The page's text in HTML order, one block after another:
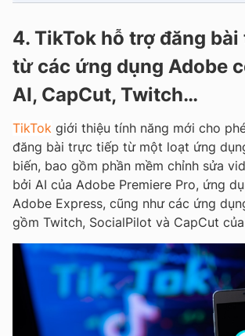
4. TikTok hỗ trợ đăng
từ các ứng dụng Adobe
AI, CapCut, Twitch…
TikTok giới thiệu tính năng mới cho
đăng bài trực tiếp từ một loạt ứng
biến, bao gồm phần mềm chỉnh sửa
bởi AI của Adobe Premiere Pro, ứng
Adobe Express, cũng như các ứng
gồm Twitch, SocialPilot và CapCut